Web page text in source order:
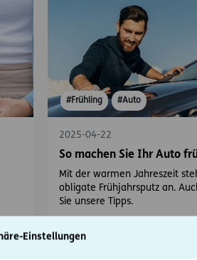
Einstellungen
#Frühling #Auto
2025-04-22
So machen Sie Ihr Auto
Mit der warmen Jahreszeit
obligate Frühjahrsputz an.
Sie unsere Tipps.